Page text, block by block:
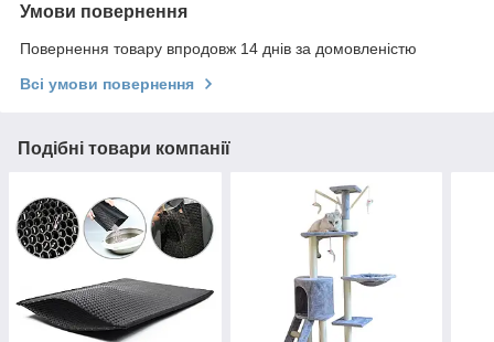
Умови повернення
Повернення товару впродовж 14 днів за домовленістю
Всі умови повернення
Подібні товари компанії